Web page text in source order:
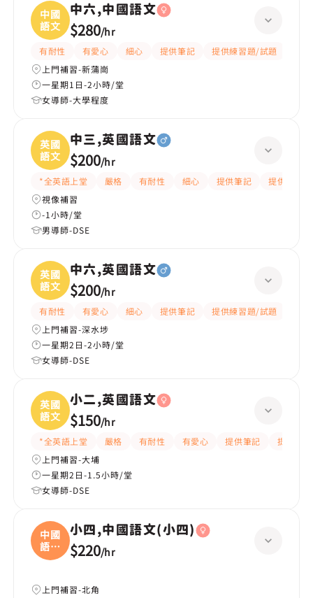
中國
語文
中六,中國語文
$280/hr
有耐性 有愛心 細心 提供筆記 提供練習題/試題
上門補習-新蒲崗
一星期1日-2小時/堂
女導師-大學程度
英國
語文
中三,英國語文
$200/hr
*全英語上堂 嚴格 有耐性 細心 提供筆記
提供練習
視像補習
-1小時/堂
男導師-DSE
英國
語文
中六,英國語文
$200/hr
有耐性 有愛心 細心 提供筆記 提供練習題/試題
上門補習-深水埗
一星期2日-2小時/堂
女導師-DSE
英國
語文
小二,英國語文
$150/hr
*全英語上堂 嚴格 有耐性 有愛心 提供筆記
提供練
上門補習-大埔
一星期2日-1.5小時/堂
女導師-DSE
中國
語文
(
小四,中國語文(小四)
$220/hr
上門補習-北角